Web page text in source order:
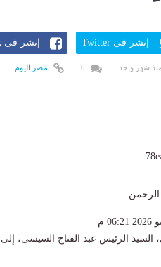
إنشر فى Twitter إنشر فى Facebook
منذ شهر واحد مصر اليوم
الرئيس عبد الفتاح السيسى، إلى